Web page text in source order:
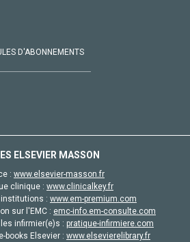
D'ABONNEMENTS
ELSEVIER MASSON
: www.elsevier-masson.fr
clinique : www.clinicalkey.fr
: www.em-premium.com
sur l'EMC : emc-info.em-consulte.com
infirmier(e)s : pratique-infirmiere.com
books Elsevier : www.elsevierelibrary.fr